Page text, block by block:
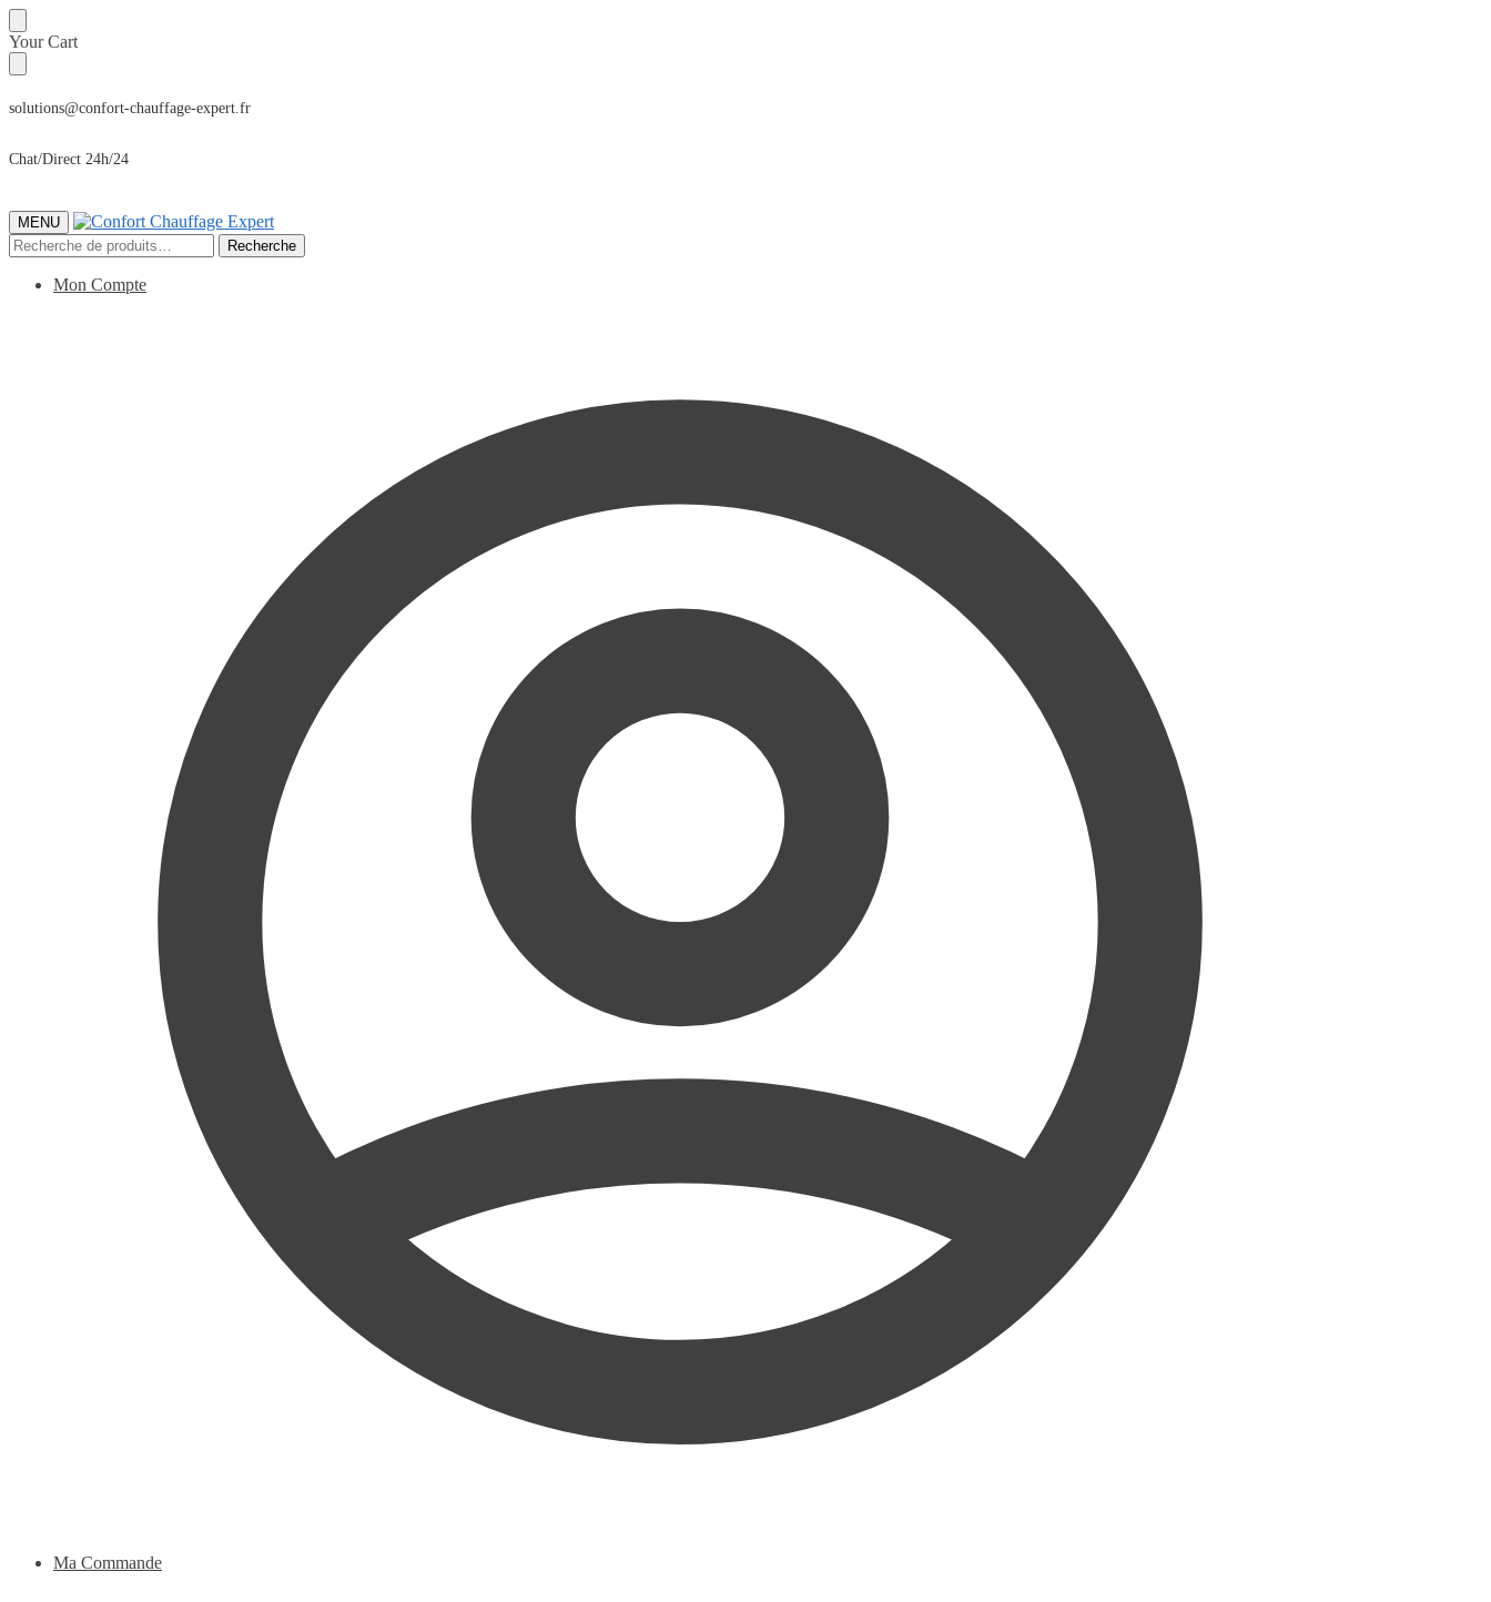
Sauter
à
la
navigation
Skip
to
content
Your Cart
solutions@confort-chauffage-expert.fr
Chat/Direct 24h/24
MENU
Recherche
pour :
Recherche
Mon Compte
Ma Commande